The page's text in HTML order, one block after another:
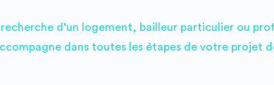
d’un logement, bailleur particulier ou
dans toutes les étapes de votre projet